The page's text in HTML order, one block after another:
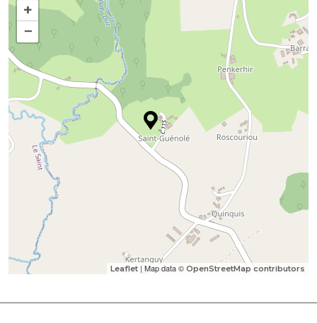
+
−
Leaflet | Map data © OpenStreetMap contributors